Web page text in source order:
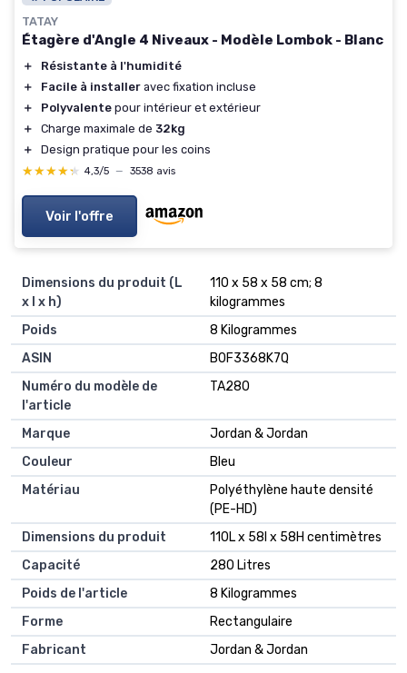
TATAY
Étagère d'Angle 4 Niveaux - Modèle Lombok - Blanc
＋
Résistante à l'humidité
＋
Facile à installer avec fixation incluse
＋
Polyvalente pour intérieur et extérieur
＋
Charge maximale de 32kg
＋
Design pratique pour les coins
★★★★★
★★★★★ 4,3/5 — 3538 avis
Voir l'offre
Dimensions du produit (L
x l x h)
‎110 x 58 x 58 cm; 8
kilogrammes
Poids
‎8 Kilogrammes
ASIN
B0F3368K7Q
Numéro du modèle de
l'article
TA280
Marque
Jordan & Jordan
Couleur
Bleu
Matériau
Polyéthylène haute densité
(PE-HD)
Dimensions du produit
110L x 58l x 58H centimètres
Capacité
280 Litres
Poids de l'article
8 Kilogrammes
Forme
Rectangulaire
Fabricant
Jordan & Jordan